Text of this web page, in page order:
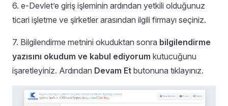
6. e-Devlet’e giriş işleminin ardından yetkili olduğunuz
ticari işletme ve şirketler arasından ilgili firmayı seçiniz.
7. Bilgilendirme metnini okuduktan sonra bilgilendirme
yazısını okudum ve kabul ediyorum kutucuğunu
işaretleyiniz. Ardından Devam Et butonuna tıklayınız.